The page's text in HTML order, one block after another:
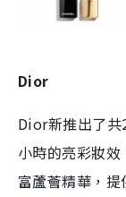
Dior
Dior新推出了共
小時的亮彩妝
富蘆薈精華，